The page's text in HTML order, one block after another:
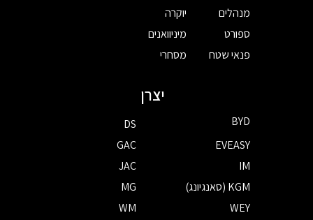
מנהלים
ספורט
פנאי שטח
יוקרה
מיניוואנים
מסחרי
יצרן
BYD
DS
EVEASY
GAC
IM
JAC
KGM (סאנגיונג)
MG
WEY
WM